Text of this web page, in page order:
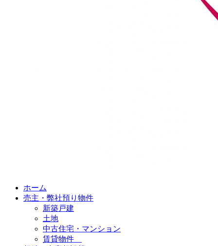
ホーム
売主・弊社預り物件
新築戸建
土地
中古住宅・マンション
賃貸物件